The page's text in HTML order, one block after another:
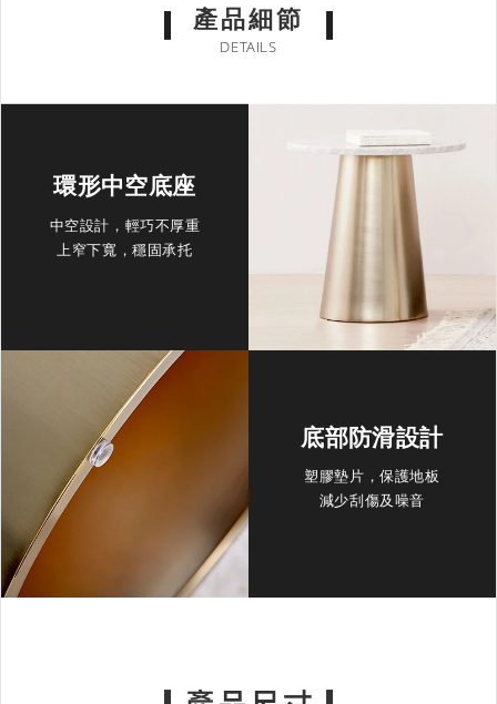
產品細節
DETAILS
環形中空底座
中空設計，輕巧不厚重
上窄下寬，穩固承托
底部防滑設計
塑膠墊片，保護地板
減少刮傷及噪音